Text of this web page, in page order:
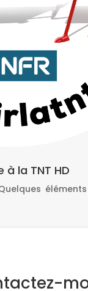
à la TNT HD